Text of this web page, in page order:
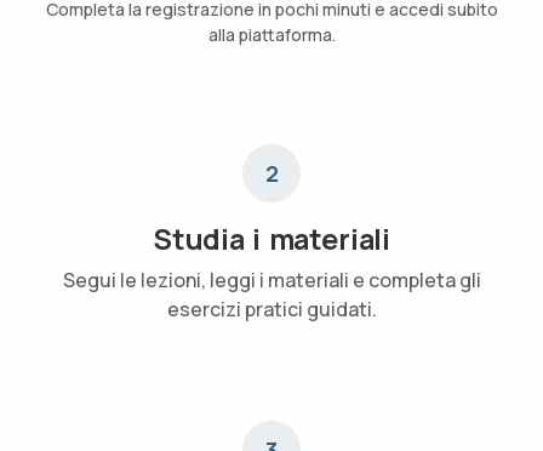
Completa la registrazione in pochi minuti e accedi subito
alla piattaforma.
2
Studia i materiali
Segui le lezioni, leggi i materiali e completa gli
esercizi pratici guidati.